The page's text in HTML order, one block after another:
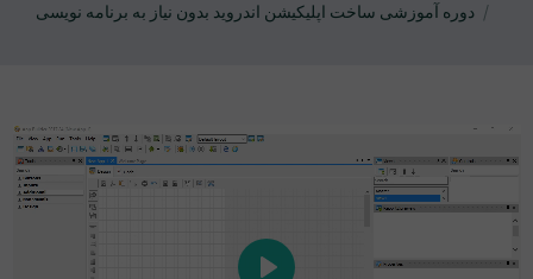
دوره آموزشی ساخت اپلیکیشن اندروید بدون نیاز به برنامه نویسی